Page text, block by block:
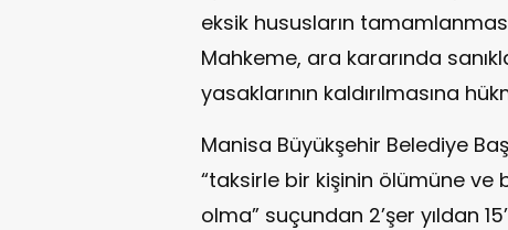
eksik hususların
Mahkeme, ara kararında
yasaklarının kaldırılmasına
Manisa Büyükşehir Belediye
“taksirle bir kişinin ölümüne ve
olma” suçundan 2’şer yıldan